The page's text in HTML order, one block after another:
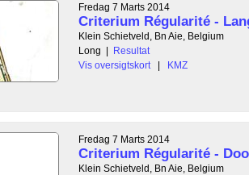
Fredag 7 Marts 2014
Criterium Régularité -
Klein Schietveld, Bn Aie, Belgium
Long | Resultat
Vis oversigtskort
| KMZ
Fredag 7 Marts 2014
Criterium Régularité -
Klein Schietveld, Bn Aie, Belgium